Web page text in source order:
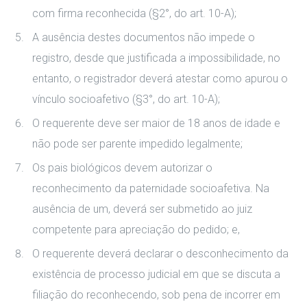
com firma reconhecida (§2°, do art. 10-A);
A ausência destes documentos não impede o
registro, desde que justificada a impossibilidade, no
entanto, o registrador deverá atestar como apurou o
vínculo socioafetivo (§3°, do art. 10-A);
O requerente deve ser maior de 18 anos de idade e
não pode ser parente impedido legalmente;
Os pais biológicos devem autorizar o
reconhecimento da paternidade socioafetiva. Na
ausência de um, deverá ser submetido ao juiz
competente para apreciação do pedido; e,
O requerente deverá declarar o desconhecimento da
existência de processo judicial em que se discuta a
filiação do reconhecendo, sob pena de incorrer em